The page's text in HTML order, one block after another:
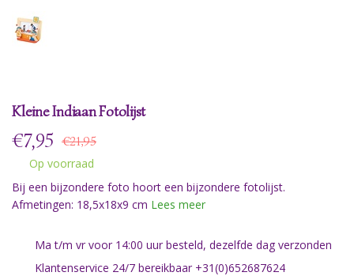
Kleine Indiaan Fotolijst
€7,95 €21,95
Op voorraad
Bij een bijzondere foto hoort een bijzondere fotolijst.
Afmetingen: 18,5x18x9 cm Lees meer
Ma t/m vr voor 14:00 uur besteld, dezelfde dag verzonden
Klantenservice 24/7 bereikbaar +31(0)652687624